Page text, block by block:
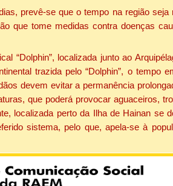
prevê-se que o tempo na região
que tome medidas contra doenças
“Dolphin”, localizada junto ao
trazida pelo “Dolphin”, o
devem evitar a permanência
que poderá provocar aguaceiros,
localizada perto da Ilha de Hainan
sistema, pelo que, apela-se à